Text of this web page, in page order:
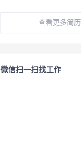
查看更多简历
微信扫一扫找工作